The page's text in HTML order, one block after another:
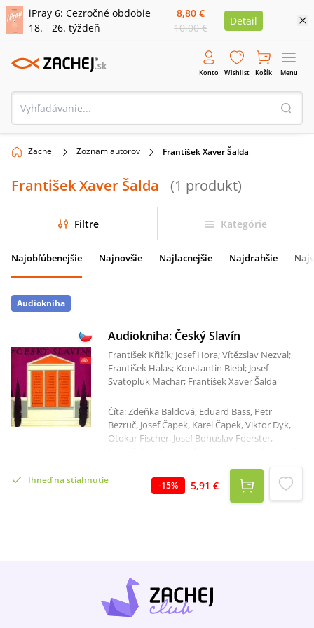
iPray 6: Cezročné obdobie
18. - 26. týždeň
8,80 €
10,00 €
Detail
Konto Wishlist Košík Menu
Zachej Zoznam autorov František Xaver Šalda
František Xaver Šalda (1 produkt)
Filtre Kategórie
Najobľúbenejšie Najnovšie Najlacnejšie Najdrahšie
Audiokniha
Audiokniha: Český Slavín
František Křižík; Josef Hora; Vítězslav Nezval;
František Halas; Konstantin Biebl; Josef
Svatopluk Machar; František Xaver Šalda
Číta: Zdeňka Baldová, Eduard Bass, Petr
Bezruč, Josef Čapek, Karel Čapek, Viktor Dyk,
Otokar Fischer, Josef Bohuslav Foerster,
František Halas, Josef Hora, Marie Hübnerová,
Jaroslav Ježek, Ludvík Kuba, Jaroslav Kvapil,
Josef Svatopluk Machar, Alfons Mucha, Helena
Malířová, Gabriela Preissová, Marie
Pujmanová, Václav Rabas, Saša Rašilov, Alois
Musil, Antal Stašek, Václav Vydra, Milan Friedl,
Zelenka Celkový čas: 2 hodiny 24 minút
Audiokniha Český Slavín obsahuje archivní
nahrávky hlasů, vzpomínek, názorů či recitace
Ihneď na stiahnutie -15% 5,91 €